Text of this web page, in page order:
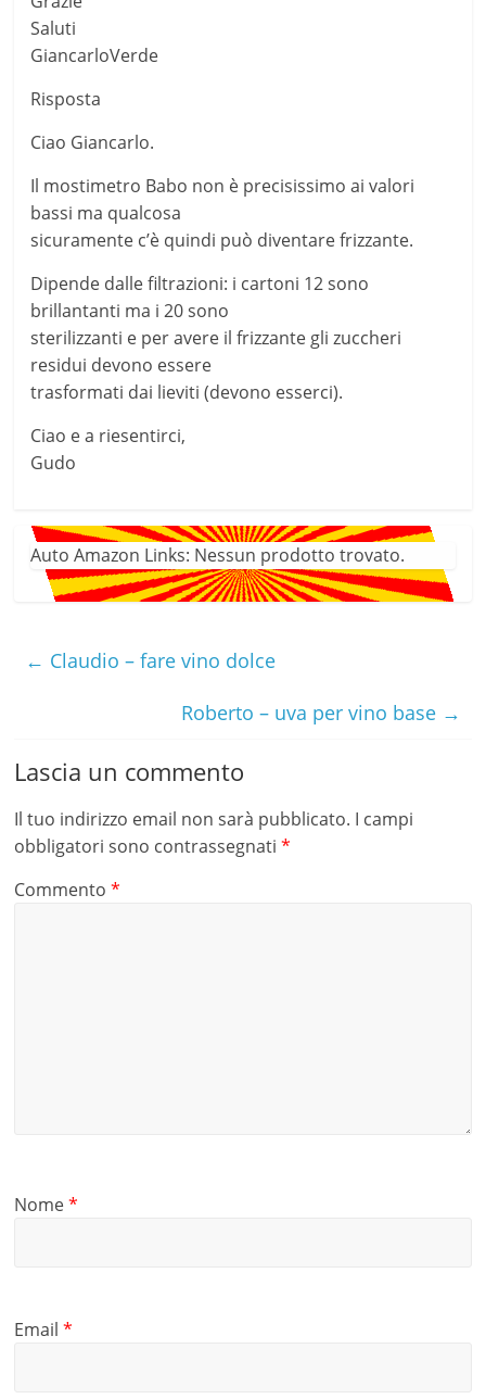
Saluti
GiancarloVerde
Risposta
Ciao Giancarlo.
Il mostimetro Babo non è precisissimo ai valori
bassi ma qualcosa
sicuramente c’è quindi può diventare frizzante.
Dipende dalle filtrazioni: i cartoni 12 sono
brillantanti ma i 20 sono
sterilizzanti e per avere il frizzante gli zuccheri
residui devono essere
trasformati dai lieviti (devono esserci).
Ciao e a riesentirci,
Gudo
Auto Amazon Links: Nessun prodotto trovato.
← Claudio – fare vino dolce
Roberto – uva per vino base →
Lascia un commento
Il tuo indirizzo email non sarà pubblicato. I campi
obbligatori sono contrassegnati*
Commento*
Nome*
Email*